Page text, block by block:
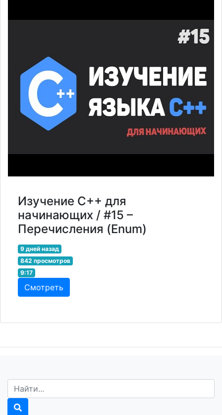
Изучение C++ для
начинающих / #15 –
Перечисления (Enum)
9 дней назад
842 просмотров
9:17
Смотреть